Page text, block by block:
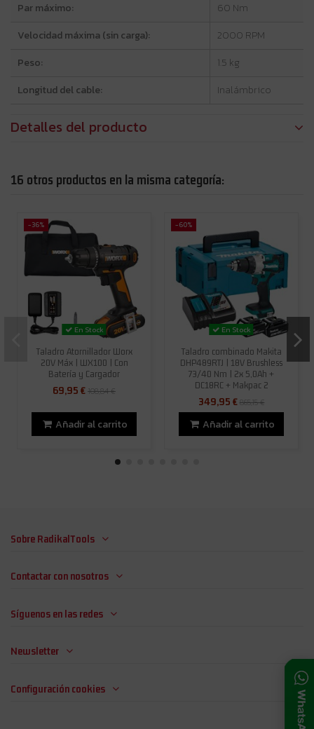
Par máximo:
60 Nm
Velocidad máxima (sin carga):
2000 RPM
Peso:
1.5 kg
Longitud del cable:
Inalámbrico
Detalles del producto
16 otros productos en la misma categoría:
-36%
En Stock
Taladro Atornillador Worx
20V Máx | WX100 | Con
Batería y Cargador
69,95 €108,84 €
Añadir al carrito
-60%
En Stock
Taladro combinado Makita
DHP489RTJ | 18V Brushless
73/40 Nm | 2x 5,0Ah +
DC18RC + Makpac 2
349,95 €865,15 €
Añadir al carrito
Sobre RadikalTools
Contactar con nosotros
Síguenos en las redes
Newsletter
Configuración cookies